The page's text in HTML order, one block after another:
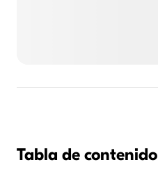
Tabla de contenido